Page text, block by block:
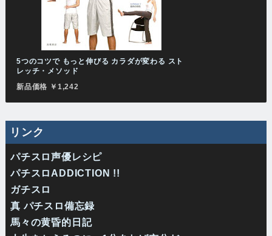
5つのコツで もっと伸びる カラダが変わる スト
レッチ・メソッド
新品価格 ￥1,242
リンク
パチスロ声優レシピ
パチスロADDICTION !!
ガチスロ
真 パチスロ備忘録
馬々の黄昏的日記